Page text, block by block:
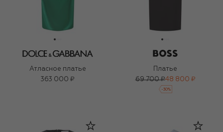
Атласное платье
363 000 ₽
Платье
69 700 ₽48 800 ₽
-30%